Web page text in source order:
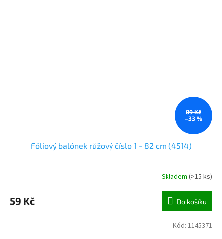
89 Kč
–33 %
Fóliový balónek růžový číslo 1 - 82 cm (4514)
Skladem (>15 ks)
59 Kč Do košíku
Kód: 1145371